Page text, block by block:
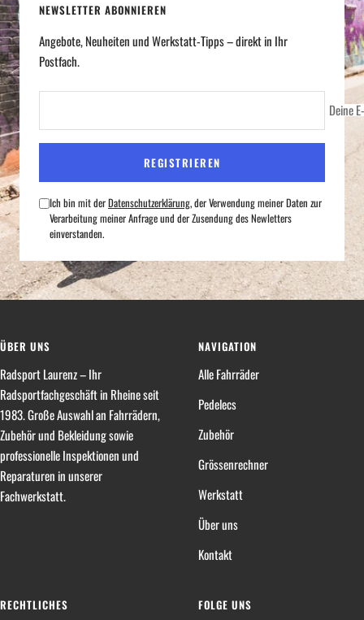
gehen
NEWSLETTER ABONNIEREN
Angebote, Neuheiten und Werkstatt-Tipps – direkt in Ihr
Postfach.
Deine
REGISTRIEREN
Ich bin mit derDatenschutzerklärung, der Verwendung meiner Daten zur
Verarbeitung meiner Anfrage und der Zusendung des Newletters
einverstanden.
ÜBER UNS
Radsport Laurenz – Ihr
Radsportfachgeschäft in Rheine seit
1983. Große Auswahl an Fahrrädern,
Zubehör und Bekleidung sowie
professionelle Inspektionen und
Reparaturen in unserer
Fachwerkstatt.
NAVIGATION
Alle Fahrräder
Pedelecs
Zubehör
Grössenrechner
Werkstatt
Über uns
Kontakt
RECHTLICHES FOLGE UNS